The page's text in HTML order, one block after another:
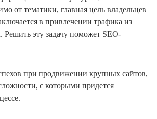
от тематики, главная цель владельцев
в привлечении трафика из
Решить эту задачу поможет SEO-
при продвижении крупных сайтов,
с которыми придется